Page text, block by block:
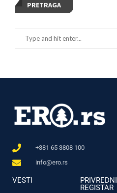
PRETRAGA
+381 65 3808 100
info@ero.rs
VESTI
PRIVREDNI
REGISTAR